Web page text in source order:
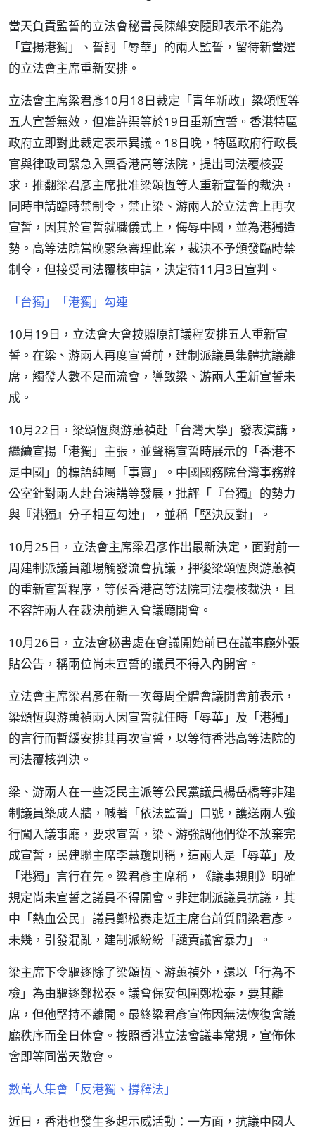
當天負責監誓的立法會秘書長陳維安隨即表示不能為
「宣揚港獨」、誓詞「辱華」的兩人監誓，留待新當選
的立法會主席重新安排。
立法會主席梁君彥10月18日裁定「青年新政」梁頌恆等
五人宣誓無效，但准許渠等於19日重新宣誓。香港特區
政府立即對此裁定表示異議。18日晚，特區政府行政長
官與律政司緊急入稟香港高等法院，提出司法覆核要
求，推翻梁君彥主席批准梁頌恆等人重新宣誓的裁決，
同時申請臨時禁制令，禁止梁、游兩人於立法會上再次
宣誓，因其於宣誓就職儀式上，侮辱中國，並為港獨造
勢。高等法院當晚緊急審理此案，裁決不予頒發臨時禁
制令，但接受司法覆核申請，決定待11月3日宣判。
「台獨」「港獨」勾連
10月19日，立法會大會按照原訂議程安排五人重新宣
誓。在梁、游兩人再度宣誓前，建制派議員集體抗議離
席，觸發人數不足而流會，導致梁、游兩人重新宣誓未
成。
10月22日，梁頌恆與游蕙禎赴「台灣大學」發表演講，
繼續宣揚「港獨」主張，並聲稱宣誓時展示的「香港不
是中國」的標語純屬「事實」。中國國務院台灣事務辦
公室針對兩人赴台演講等發展，批評「『台獨』的勢力
與『港獨』分子相互勾連」，並稱「堅決反對」。
10月25日，立法會主席梁君彥作出最新決定，面對前一
周建制派議員離場觸發流會抗議，押後梁頌恆與游蕙禎
的重新宣誓程序，等候香港高等法院司法覆核裁決，且
不容許兩人在裁決前進入會議廳開會。
10月26日，立法會秘書處在會議開始前已在議事廳外張
貼公告，稱兩位尚未宣誓的議員不得入內開會。
立法會主席梁君彥在新一次每周全體會議開會前表示，
梁頌恆與游蕙禎兩人因宣誓就任時「辱華」及「港獨」
的言行而暫緩安排其再次宣誓，以等待香港高等法院的
司法覆核判決。
梁、游兩人在一些泛民主派等公民黨議員楊岳橋等非建
制議員築成人牆，喊著「依法監誓」口號，護送兩人強
行闖入議事廳，要求宣誓，梁、游強調他們從不放棄完
成宣誓，民建聯主席李慧瓊則稱，這兩人是「辱華」及
「港獨」言行在先。梁君彥主席稱，《議事規則》明確
規定尚未宣誓之議員不得開會。非建制派議員抗議，其
中「熱血公民」議員鄭松泰走近主席台前質問梁君彥。
未幾，引發混亂，建制派紛紛「譴責議會暴力」。
梁主席下令驅逐除了梁頌恆、游蕙禎外，還以「行為不
檢」為由驅逐鄭松泰。議會保安包圍鄭松泰，要其離
席，但他堅持不離開。最終梁君彥宣佈因無法恢復會議
廳秩序而全日休會。按照香港立法會議事常規，宣佈休
會即等同當天散會。
數萬人集會「反港獨、撐釋法」
近日，香港也發生多起示威活動：一方面，抗議中國人